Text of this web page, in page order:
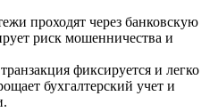
проходят через банковскую
риск мошенничества и
фиксируется и легко
бухгалтерский учет и